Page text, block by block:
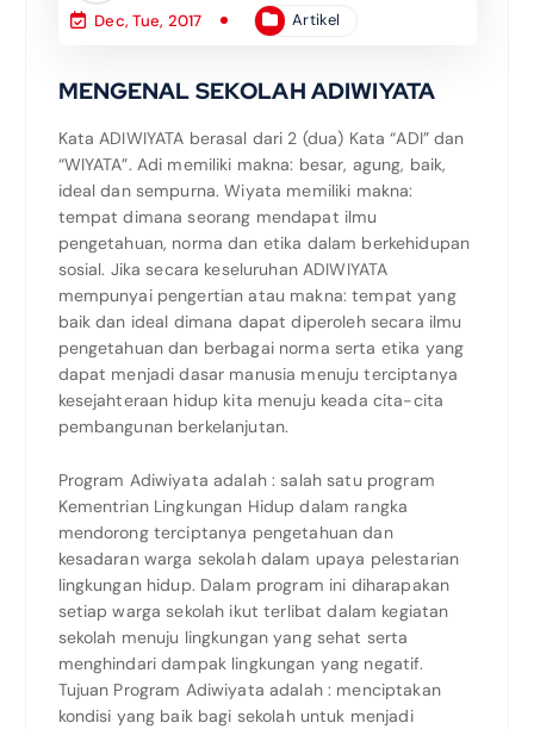
Dec, Tue, 2017 Artikel
MENGENAL SEKOLAH ADIWIYATA
Kata ADIWIYATA berasal dari 2 (dua) Kata “ADI” dan
“WIYATA”. Adi memiliki makna: besar, agung, baik,
ideal dan sempurna. Wiyata memiliki makna:
tempat dimana seorang mendapat ilmu
pengetahuan, norma dan etika dalam berkehidupan
sosial. Jika secara keseluruhan ADIWIYATA
mempunyai pengertian atau makna: tempat yang
baik dan ideal dimana dapat diperoleh secara ilmu
pengetahuan dan berbagai norma serta etika yang
dapat menjadi dasar manusia menuju terciptanya
kesejahteraan hidup kita menuju keada cita-cita
pembangunan berkelanjutan.
Program Adiwiyata adalah : salah satu program
Kementrian Lingkungan Hidup dalam rangka
mendorong terciptanya pengetahuan dan
kesadaran warga sekolah dalam upaya pelestarian
lingkungan hidup. Dalam program ini diharapakan
setiap warga sekolah ikut terlibat dalam kegiatan
sekolah menuju lingkungan yang sehat serta
menghindari dampak lingkungan yang negatif.
Tujuan Program Adiwiyata adalah : menciptakan
kondisi yang baik bagi sekolah untuk menjadi